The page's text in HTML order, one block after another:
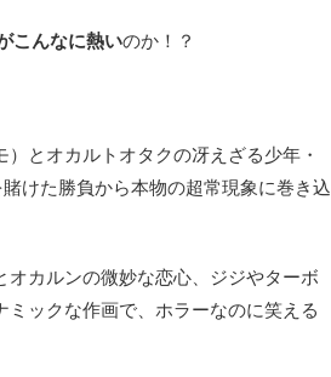
こんなに熱いのか！？
とオカルトオタクの冴えざる少年・
けた勝負から本物の超常現象に巻き込
カルンの微妙な恋心、ジジやターボ
ックな作画で、ホラーなのに笑える